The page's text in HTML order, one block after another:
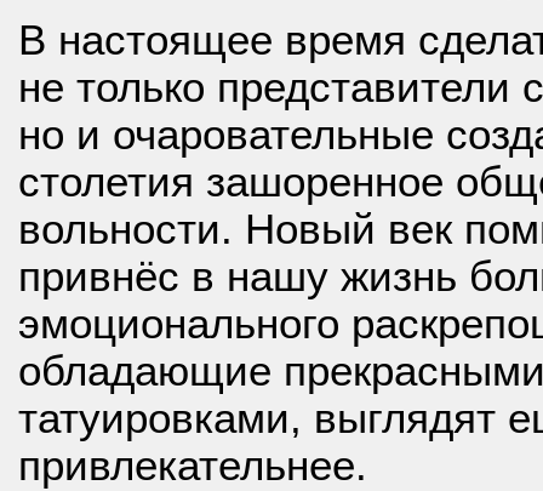
В настоящее время
не только представители
но и очаровательные
столетия зашоренное
вольности. Новый век
привнёс в нашу жизнь
эмоционального
обладающие
татуировками, выглядят
привлекательнее.